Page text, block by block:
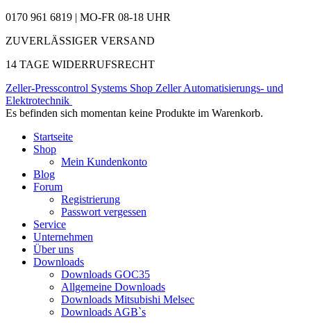
0170 961 6819 | MO-FR 08-18 UHR
ZUVERLÄSSIGER VERSAND
14 TAGE WIDERRUFSRECHT
Zeller-Presscontrol Systems Shop Zeller Automatisierungs- und
Elektrotechnik
Es befinden sich momentan keine Produkte im Warenkorb.
Startseite
Shop
Mein Kundenkonto
Blog
Forum
Registrierung
Passwort vergessen
Service
Unternehmen
Über uns
Downloads
Downloads GOC35
Allgemeine Downloads
Downloads Mitsubishi Melsec
Downloads AGB`s